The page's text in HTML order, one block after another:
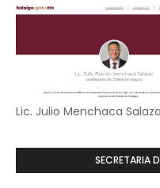
Lic. Julio Menchaca
SECRETARIA